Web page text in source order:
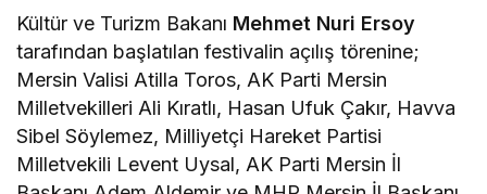
Kültür ve Turizm Bakanı Mehmet Nuri Ersoy
tarafından başlatılan festivalin açılış törenine;
Mersin Valisi Atilla Toros, AK Parti Mersin
Milletvekilleri Ali Kıratlı, Hasan Ufuk Çakır, Havva
Sibel Söylemez, Milliyetçi Hareket Partisi
Milletvekili Levent Uysal, AK Parti Mersin İl